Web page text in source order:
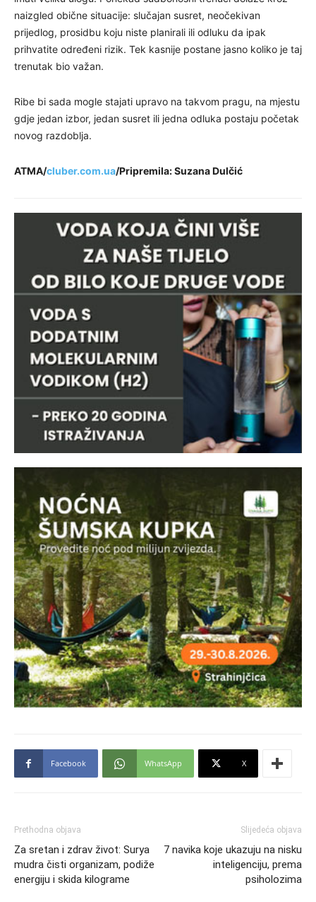
naizgled obične situacije: slučajan susret, neočekivan
prijedlog, prosidbu koju niste planirali ili odluku da ipak
prihvatite određeni rizik. Tek kasnije postane jasno koliko je taj
trenutak bio važan.
Ribe bi sada mogle stajati upravo na takvom pragu, na mjestu
gdje jedan izbor, jedan susret ili jedna odluka postaju početak
novog razdoblja.
ATMA/cluber.com.ua/Pripremila: Suzana Dulčić
Facebook WhatsApp X
Prethodna objava
Za sretan i zdrav život: Surya
mudra čisti organizam, podiže
energiju i skida kilograme
Slijedeća objava
7 navika koje ukazuju na nisku
inteligenciju, prema
psiholozima